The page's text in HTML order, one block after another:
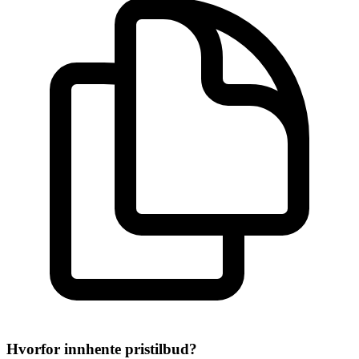
Hvorfor innhente pristilbud?